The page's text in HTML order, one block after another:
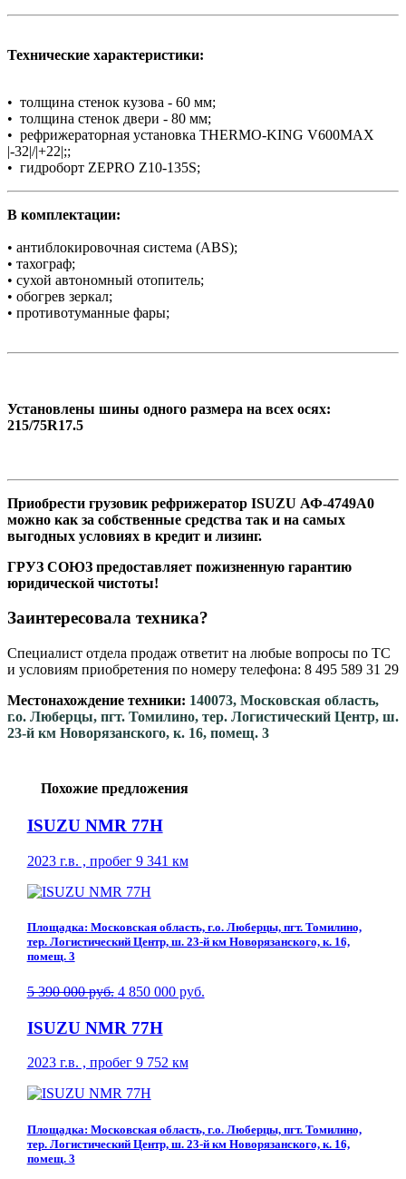
Технические характеристики:
• толщина стенок кузова - 60 мм;
• толщина стенок двери - 80 мм;
• рефрижераторная установка THERMO-KING V600MAX
|-32|/|+22|;;
• гидроборт ZEPRO Z10-135S;
В комплектации:
• антиблокировочная система (ABS);
• тахограф;
• сухой автономный отопитель;
• обогрев зеркал;
• противотуманные фары;
Установлены шины одного размера на всех осях:
215/75R17.5
Приобрести грузовик рефрижератор ISUZU АФ-4749А0
можно как за собственные средства так и на самых
выгодных условиях в кредит и лизинг.
ГРУЗ СОЮЗ предоставляет пожизненную гарантию
юридической чистоты!
Заинтересовала техника?
Специалист отдела продаж ответит на любые вопросы по ТС
и условиям приобретения по номеру телефона: 8 495 589 31 29
Местонахождение техники: 140073, Московская область,
г.о. Люберцы, пгт. Томилино, тер. Логистический Центр, ш.
23-й км Новорязанского, к. 16, помещ. 3
Похожие предложения
ISUZU NMR 77H
2023 г.в. , пробег 9 341 км
Площадка: Московская область, г.о. Люберцы, пгт. Томилино,
тер. Логистический Центр, ш. 23-й км Новорязанского, к. 16,
помещ. 3
5 390 000 руб. 4 850 000 руб.
ISUZU NMR 77H
2023 г.в. , пробег 9 752 км
Площадка: Московская область, г.о. Люберцы, пгт. Томилино,
тер. Логистический Центр, ш. 23-й км Новорязанского, к. 16,
помещ. 3